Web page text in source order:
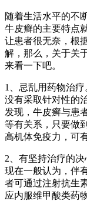
随着生活水平的不
牛皮癣的主要特点
让患者很无奈，根
解，那么，关于关
来看一下吧。
1、忌乱用药物治
没有采取针对性的
发现，牛皮癣与患
等有关系，只要做
高机体免疫力，可
2、有坚持治疗的
现在一般认为，伴
者可通过注射抗生
应内服维甲酸类药